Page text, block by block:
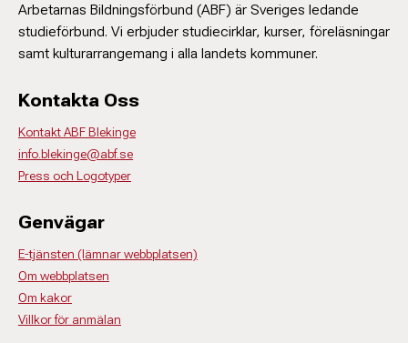
Arbetarnas Bildningsförbund (ABF) är Sveriges ledande
studieförbund. Vi erbjuder studiecirklar, kurser, föreläsningar
samt kulturarrangemang i alla landets kommuner.
Kontakta Oss
Kontakt ABF Blekinge
info.blekinge@abf.se
Press och Logotyper
Genvägar
E-tjänsten (lämnar webbplatsen)
Om webbplatsen
Om kakor
Villkor för anmälan